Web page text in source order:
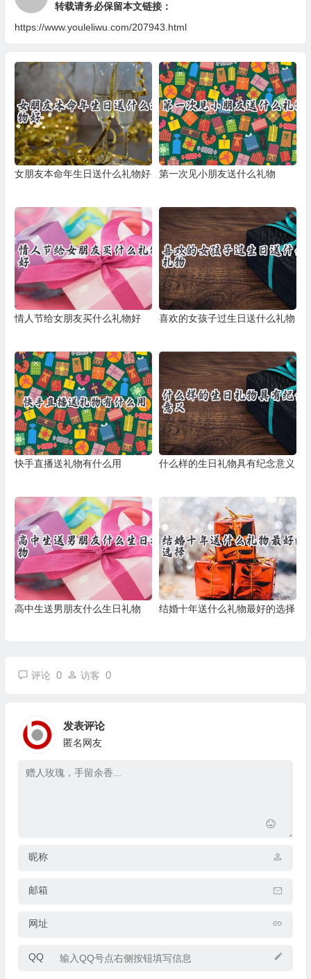
转载请务必保留本文链接：
https://www.youleliwu.com/207943.html
女朋友本命年生日送什么礼物好 第一次见小朋友送什么礼物
情人节给女朋友买什么礼物好 喜欢的女孩子过生日送什么礼物
快手直播送礼物有什么用 什么样的生日礼物具有纪念意义
高中生送男朋友什么生日礼物 结婚十年送什么礼物最好的选择
评论 0 访客 0
发表评论
匿名网友
昵称
邮箱
网址
QQ